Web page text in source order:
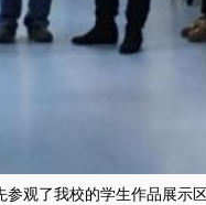
观了我校的学生作品展示